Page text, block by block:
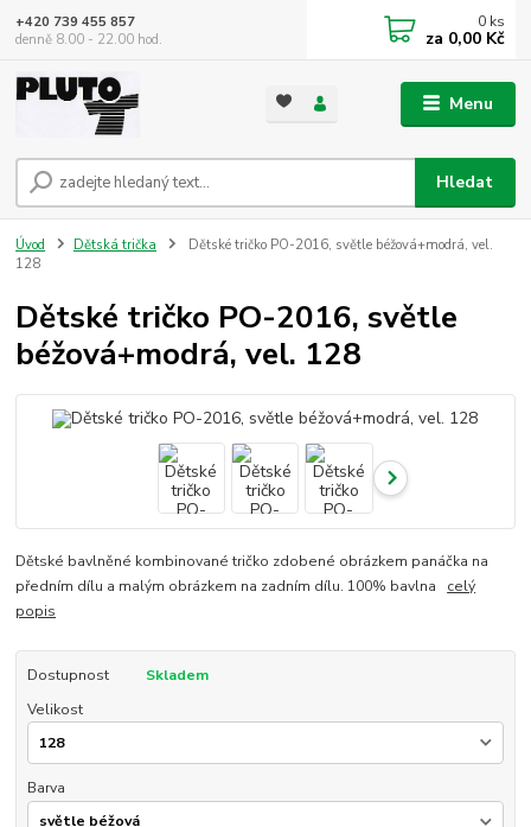
Menu
Hledat
+420 739 455 857
denně 8.00 - 22.00 hod.
0 ks
za 0,00 Kč
Úvod Dětská trička
Dětské tričko PO-2016, světle béžová+modrá, vel.
128
Dětské tričko PO-2016, světle
béžová+modrá, vel. 128
Dětské bavlněné kombinované tričko zdobené obrázkem panáčka na
předním dílu a malým obrázkem na zadním dílu. 100% bavlna celý
popis
Dostupnost
Skladem
Velikost
Barva